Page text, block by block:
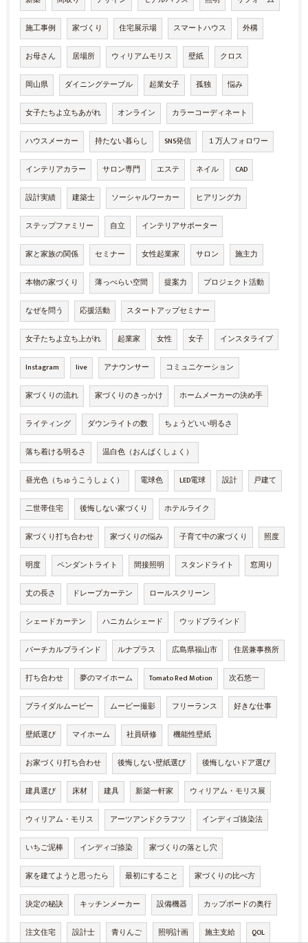
施工事例 家づくり 住宅展示場 スマートハウス 外構
お母さん 居場所 ウィリアムモリス 壁紙 クロス
岡山県 ダイニングテーブル 起業女子 孤独 悩み
女子たちよ立ちあがれ オンライン カラーコーディネート
ハウスメーカー 持たない暮らし SNS発信 １万人フォロワー
インテリアカラー サロン専門 エステ ネイル CAD
設計実績 建築士 ソーシャルワーカー ヒアリング力
ステップファミリー 自立 インテリアサポーター
家と家族の関係 セミナー 女性起業家 サロン 施主力
本物の家づくり 薄っぺらい空間 提案力 プロジェクト活動
なぜを問う 応援活動 スタートアップセミナー
女子たちよ立ち上がれ 起業家 女性 女子 インスタライブ
Instagram live アナウンサー コミュニケーション
家づくりの流れ 家づくりのきっかけ ホームメーカーの決め手
ライティング ダウンライトの数 ちょうどいい明るさ
落ち着ける明るさ 温白色（おんぱくしょく）
昼光色（ちゅうこうしょく） 電球色 LED電球 設計 戸建て
二世帯住宅 後悔しない家づくり ホテルライク
家づくり打ち合わせ 家づくりの悩み 子育て中の家づくり 照度
明度 ペンダントライト 間接照明 スタンドライト 窓周り
丈の長さ ドレープカーテン ロールスクリーン
シェードカーテン ハニカムシェード ウッドブラインド
バーチカルブラインド ルナプラス 広島県福山市 住居兼事務所
打ち合わせ 夢のマイホーム Tomato Red Motion 次石悠一
ブライダルムービー ムービー撮影 フリーランス 好きな仕事
壁紙選び マイホーム 社員研修 機能性壁紙
お家づくり打ち合わせ 後悔しない壁紙選び 後悔しないドア選び
建具選び 床材 建具 新築一軒家 ウィリアム・モリス展
ウィリアム・モリス アーツアンドクラフツ インディゴ抜染法
いちご泥棒 インディゴ捺染 家づくりの落とし穴
家を建てようと思ったら 最初にすること 家づくりの比べ方
決定の秘訣 キッチンメーカー 設備機器 カップボードの奥行
注文住宅 設計士 青りんご 照明計画 施主支給 QOL